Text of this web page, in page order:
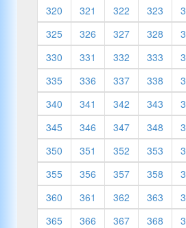
320
321 322 323
325
326 327 328
330
331 332 333
335
336 337 338
340
341 342 343
345
346 347 348
350
351 352 353
355
356 357 358
360
361 362 363
365
366 367 368